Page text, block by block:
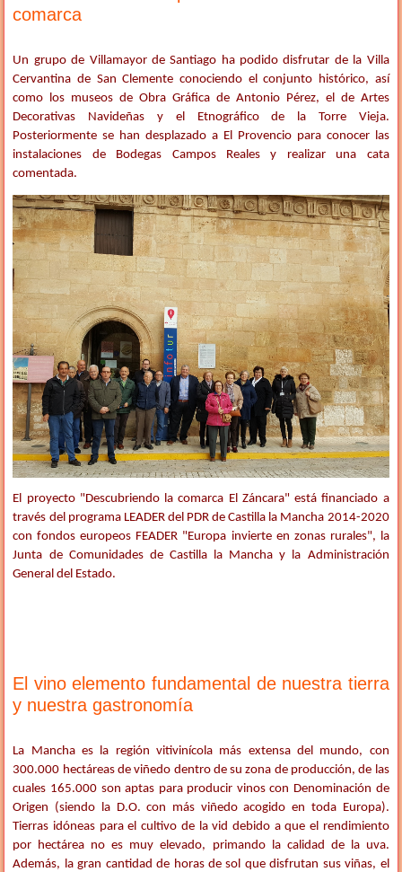
comarca
Un grupo de Villamayor de Santiago ha podido disfrutar de la Villa
Cervantina de San Clemente conociendo el conjunto histórico, así
como los museos de Obra Gráfica de Antonio Pérez, el de Artes
Decorativas Navideñas y el Etnográfico de la Torre Vieja.
Posteriormente se han desplazado a El Provencio para conocer las
instalaciones de Bodegas Campos Reales y realizar una cata
comentada.
El proyecto "Descubriendo la comarca El Záncara" está financiado a
través del programa LEADER del PDR de Castilla la Mancha 2014-2020
con fondos europeos FEADER "Europa invierte en zonas rurales", la
Junta de Comunidades de Castilla la Mancha y la Administración
General del Estado.
El vino elemento fundamental de nuestra tierra
y nuestra gastronomía
La Mancha es la región vitivinícola más extensa del mundo, con
300.000 hectáreas de viñedo dentro de su zona de producción, de las
cuales 165.000 son aptas para producir vinos con Denominación de
Origen (siendo la D.O. con más viñedo acogido en toda Europa).
Tierras idóneas para el cultivo de la vid debido a que el rendimiento
por hectárea no es muy elevado, primando la calidad de la uva.
Además, la gran cantidad de horas de sol que disfrutan sus viñas, el